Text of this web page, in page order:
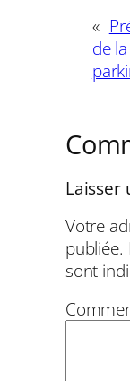
«
de
Laisser
Votre
publiée.
sont